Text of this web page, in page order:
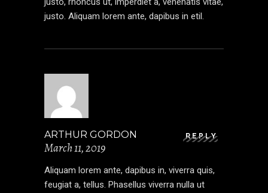
justo. Aliquam lorem ante, dapibus in etil.
ARTHUR GORDON
March 11, 2019
REPLY
Aliquam lorem ante, dapibus in, viverra quis,
feugiat a, tellus. Phasellus viverra nulla ut